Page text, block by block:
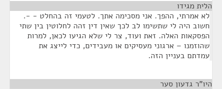
הלית מגידו
לא אמרתי, ההפך. אני מסכימה אתך. לטעמי זה בהחלט - -.
חשוב היה לי שתשימו לב לכך שאין דין זהה לחלוטין בין שתי
הפסקאות האלה. זאת ועוד, צר לי שלא הגיעו לכאן, למרות
שהוזמנו – ארגוני מעסיקים או מעבידים, כדי לייצג את
עמדתם בעניין הזה.
היו"ר גדעון סער